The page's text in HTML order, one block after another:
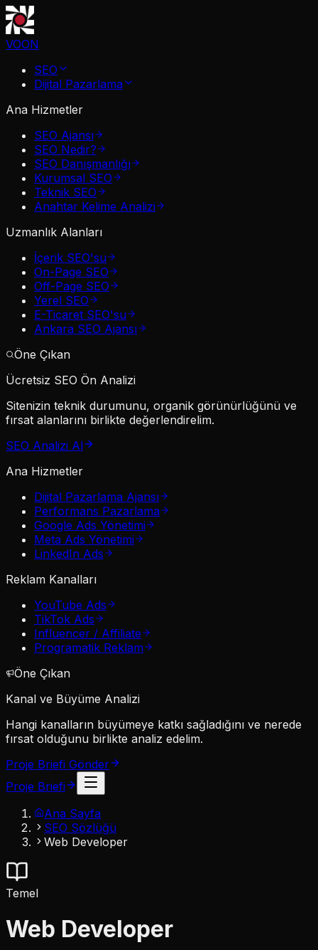
VOON
SEO
Dijital Pazarlama
Ana Hizmetler
SEO Ajansı
SEO Nedir?
SEO Danışmanlığı
Kurumsal SEO
Teknik SEO
Anahtar Kelime Analizi
Uzmanlık Alanları
İçerik SEO'su
On-Page SEO
Off-Page SEO
Yerel SEO
E-Ticaret SEO'su
Ankara SEO Ajansı
Öne Çıkan
Ücretsiz SEO Ön Analizi
Sitenizin teknik durumunu, organik görünürlüğünü ve
fırsat alanlarını birlikte değerlendirelim.
SEO Analizi Al
Ana Hizmetler
Dijital Pazarlama Ajansı
Performans Pazarlama
Google Ads Yönetimi
Meta Ads Yönetimi
LinkedIn Ads
Reklam Kanalları
YouTube Ads
TikTok Ads
Influencer / Affiliate
Programatik Reklam
Öne Çıkan
Kanal ve Büyüme Analizi
Hangi kanalların büyümeye katkı sağladığını ve nerede
fırsat olduğunu birlikte analiz edelim.
Proje Briefi Gönder
Proje Briefi
Ana Sayfa
SEO Sözlüğü
Web Developer
Temel
Web Developer